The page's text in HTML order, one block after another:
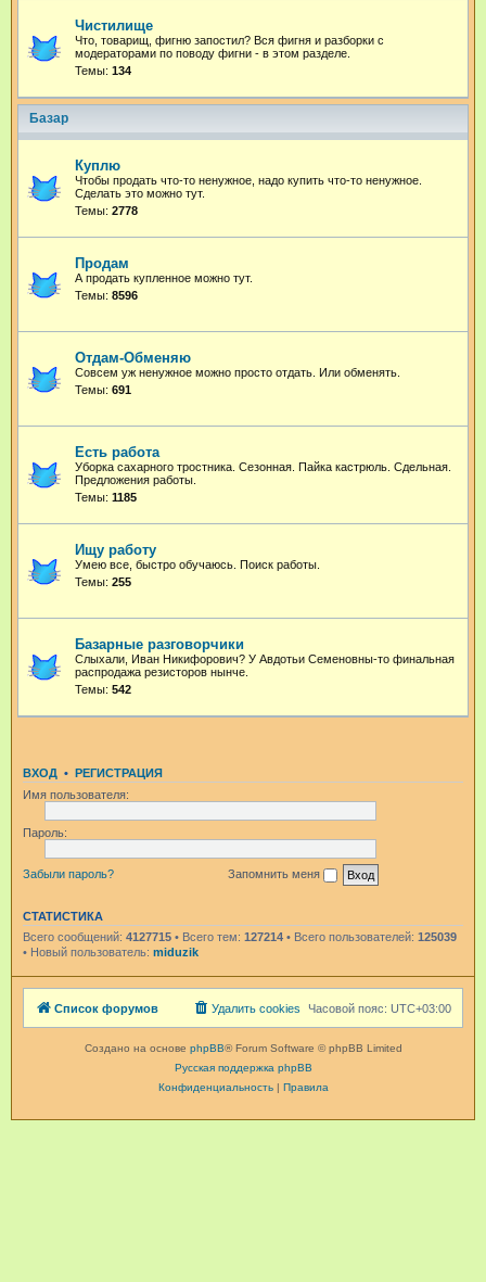
Чистилище
Что, товарищ, фигню запостил? Вся фигня и разборки с
модераторами по поводу фигни - в этом разделе.
Темы: 134
Базар
Куплю
Чтобы продать что-то ненужное, надо купить что-то ненужное.
Сделать это можно тут.
Темы: 2778
Продам
А продать купленное можно тут.
Темы: 8596
Отдам-Обменяю
Совсем уж ненужное можно просто отдать. Или обменять.
Темы: 691
Есть работа
Уборка сахарного тростника. Сезонная. Пайка кастрюль. Сдельная.
Предложения работы.
Темы: 1185
Ищу работу
Умею все, быстро обучаюсь. Поиск работы.
Темы: 255
Базарные разговорчики
Слыхали, Иван Никифорович? У Авдотьи Семеновны-то финальная
распродажа резисторов нынче.
Темы: 542
ВХОД • РЕГИСТРАЦИЯ
Имя пользователя:
Пароль:
Забыли пароль? Запомнить меня
СТАТИСТИКА
Всего сообщений: 4127715 • Всего тем: 127214 • Всего пользователей: 125039
• Новый пользователь: miduzik
Список форумов Часовой пояс: UTC+03:00
Удалить cookies
Создано на основе phpBB® Forum Software © phpBB Limited
Русская поддержка phpBB
Конфиденциальность| Правила